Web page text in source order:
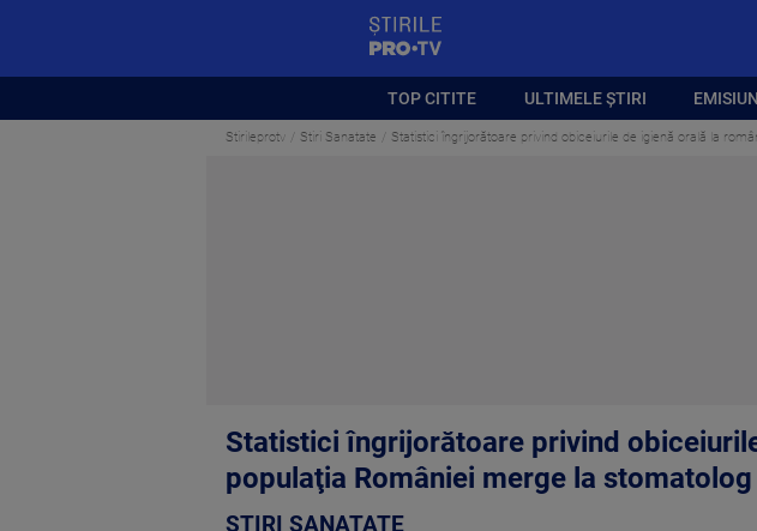
TOP CITITE ULTIMELE ȘTIRI
Stirileprotv Stiri Sanatate Statistici îngrijorătoare privind obiceiurile de igienă orală la
Statistici îngrijorătoare privind
populaţia României merge la stomatolog
STIRI SANATATE